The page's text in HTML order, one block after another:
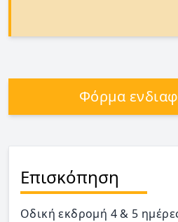
Φόρμα
Επισκόπηση
Οδική εκδρομή 4 & 5